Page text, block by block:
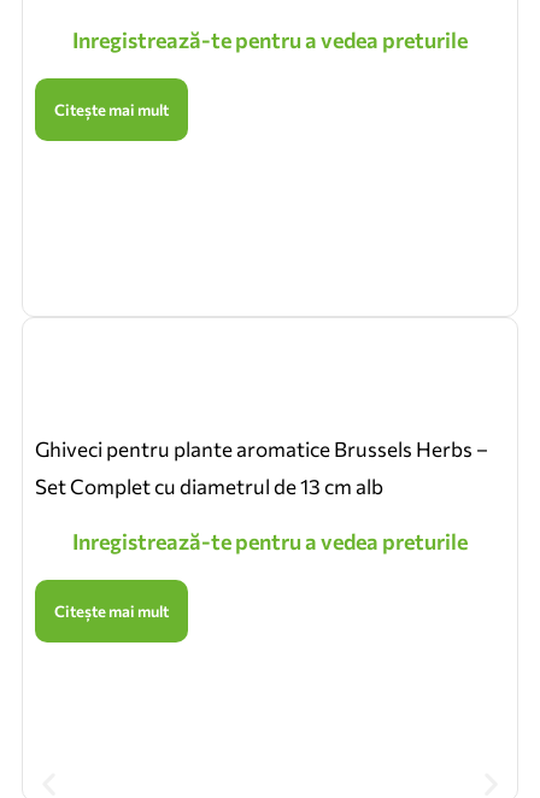
Inregistrează-te pentru a vedea preturile
Citește mai mult
Ghiveci pentru plante aromatice Brussels Herbs –
Set Complet cu diametrul de 13 cm alb
Inregistrează-te pentru a vedea preturile
Citește mai mult